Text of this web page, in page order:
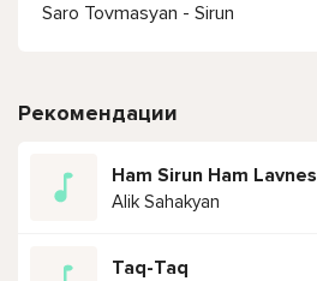
Saro Tovmasyan - Sirun
Рекомендации
Ham Sirun Ham Lavnes
Alik Sahakyan
Taq-Taq